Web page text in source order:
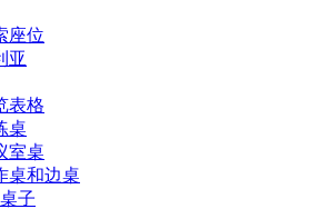
座位
亚
表格
桌
室桌
桌和边桌
子